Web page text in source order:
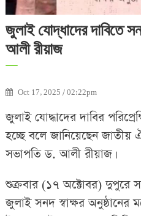
জুলাই যোদ্ধাদের দাবিতে
আলী রীয়াজ
Oct 17, 2025 / 02:22pm
জুলাই যোদ্ধাদের দাবির
হচ্ছে বলে জানিয়েছেন
সভাপতি ড. আলী রীয়াজ।
শুক্রবার (১৭ অক্টোবর) দুপুরে
জুলাই সনদ স্বাক্ষর অনুষ্ঠানের